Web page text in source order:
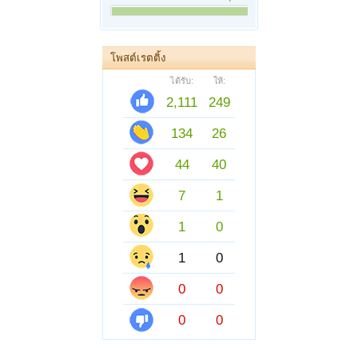
โพสต์เรตติ้ง
ได้รับ: ให้:
2,111
249
134
26
44
40
7
1
1
0
1
0
0
0
0
0